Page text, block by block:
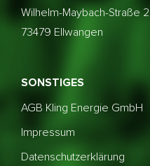
Wilhelm-Maybach-Straße 2
73479 Ellwangen
SONSTIGES
AGB Kling Energie GmbH
Impressum
Datenschutzerklärung